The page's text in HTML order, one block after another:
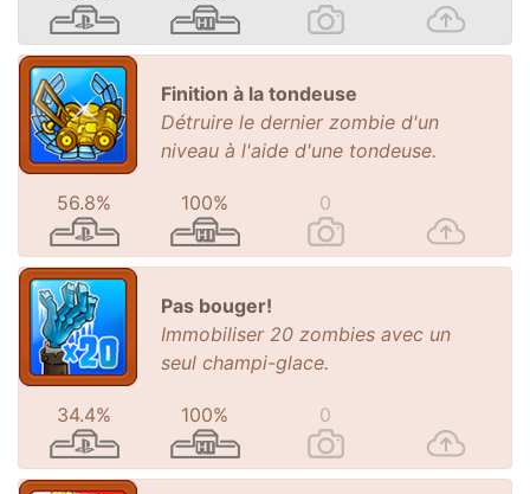
Finition à la tondeuse
Détruire le dernier zombie d'un
niveau à l'aide d'une tondeuse.
56.8% 100% 0
Pas bouger!
Immobiliser 20 zombies avec un
seul champi-glace.
34.4% 100% 0